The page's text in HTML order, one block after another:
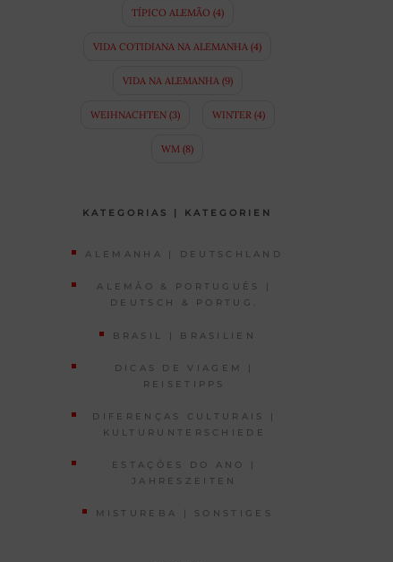
TÍPICO ALEMÃO (4)
VIDA COTIDIANA NA ALEMANHA (4)
VIDA NA ALEMANHA (9)
WEIHNACHTEN(3) WINTER (4)
WM (8)
KATEGORIAS | KATEGORIEN
ALEMANHA | DEUTSCHLAND
ALEMÃO & PORTUGUÊS |
DEUTSCH & PORTUG.
BRASIL | BRASILIEN
DICAS DE VIAGEM |
REISETIPPS
DIFERENÇAS CULTURAIS |
KULTURUNTERSCHIEDE
ESTAÇÕES DO ANO |
JAHRESZEITEN
MISTUREBA | SONSTIGES